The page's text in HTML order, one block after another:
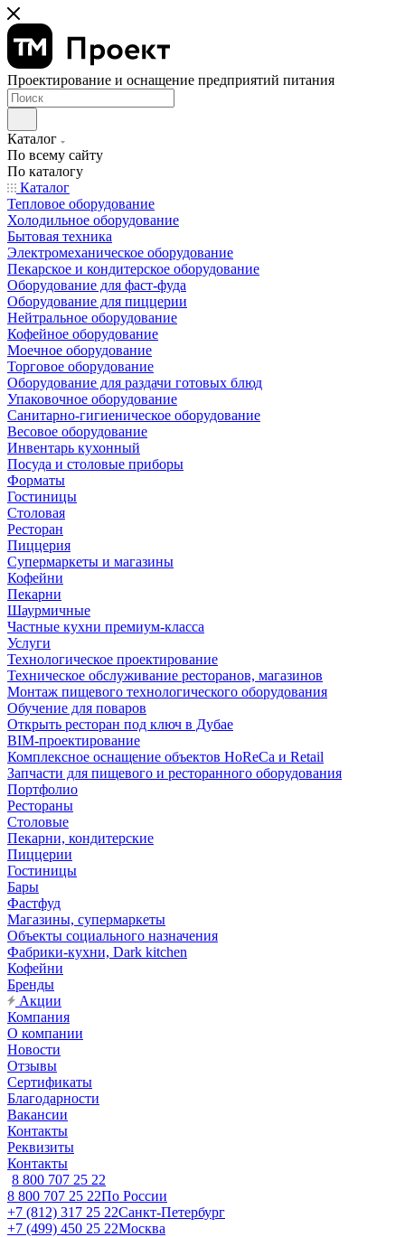
Проектирование и оснащение предприятий питания
Каталог
По всему сайту
По каталогу
Каталог
Тепловое оборудование
Холодильное оборудование
Бытовая техника
Электромеханическое оборудование
Пекарское и кондитерское оборудование
Оборудование для фаст-фуда
Оборудование для пиццерии
Нейтральное оборудование
Кофейное оборудование
Моечное оборудование
Торговое оборудование
Оборудование для раздачи готовых блюд
Упаковочное оборудование
Санитарно-гигиеническое оборудование
Весовое оборудование
Инвентарь кухонный
Посуда и столовые приборы
Форматы
Гостиницы
Столовая
Ресторан
Пиццерия
Супермаркеты и магазины
Кофейни
Пекарни
Шаурмичные
Частные кухни премиум-класса
Услуги
Технологическое проектирование
Техническое обслуживание ресторанов, магазинов
Монтаж пищевого технологического оборудования
Обучение для поваров
Открыть ресторан под ключ в Дубае
BIM-проектирование
Комплексное оснащение объектов HoReCa и Retail
Запчасти для пищевого и ресторанного оборудования
Портфолио
Рестораны
Столовые
Пекарни, кондитерские
Пиццерии
Гостиницы
Бары
Фастфуд
Магазины, супермаркеты
Объекты социального назначения
Фабрики-кухни, Dark kitchen
Кофейни
Бренды
Акции
Компания
О компании
Новости
Отзывы
Сертификаты
Благодарности
Вакансии
Контакты
Реквизиты
Контакты
8 800 707 25 22
8 800 707 25 22По России
+7 (812) 317 25 22Санкт-Петербург
+7 (499) 450 25 22Москва